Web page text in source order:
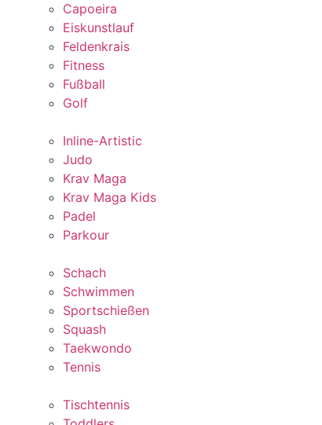
Capoeira
Eiskunstlauf
Feldenkrais
Fitness
Fußball
Golf
Inline-Artistic
Judo
Krav Maga
Krav Maga Kids
Padel
Parkour
Schach
Schwimmen
Sportschießen
Squash
Taekwondo
Tennis
Tischtennis